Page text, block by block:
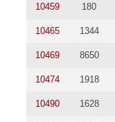
10459 180
10465 1344
10469 8650
10474 1918
10490 1628